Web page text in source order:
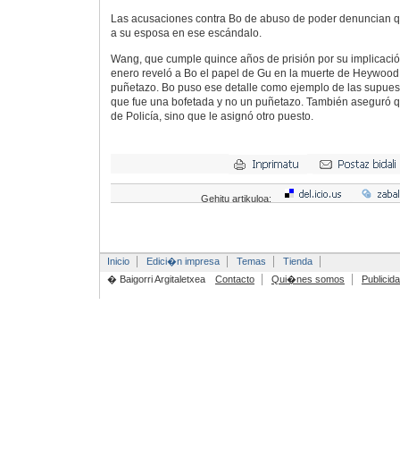
Las acusaciones contra Bo de abuso de poder denuncian
a su esposa en ese escándalo.
Wang, que cumple quince años de prisión por su
enero reveló a Bo el papel de Gu en la muerte de
puñetazo. Bo puso ese detalle como ejemplo de las
que fue una bofetada y no un puñetazo. También aseguró
de Policía, sino que le asignó otro puesto.
Gehitu artikuloa:
Inicio Edici�n impresa Temas
Tienda
� Baigorri Argitaletxea
Contacto Qui�nes somos